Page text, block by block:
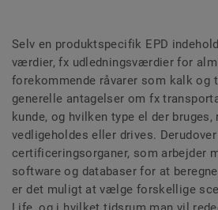
Selv en produktspecifik EPD
værdier, fx udledningsværdier for
forekommende råvarer som kalk og
generelle antagelser om fx
kunde, og hvilken type el der
vedligeholdes eller drives.
certificeringsorganer, som arbejder
software og databaser for at
er det muligt at vælge forskellige